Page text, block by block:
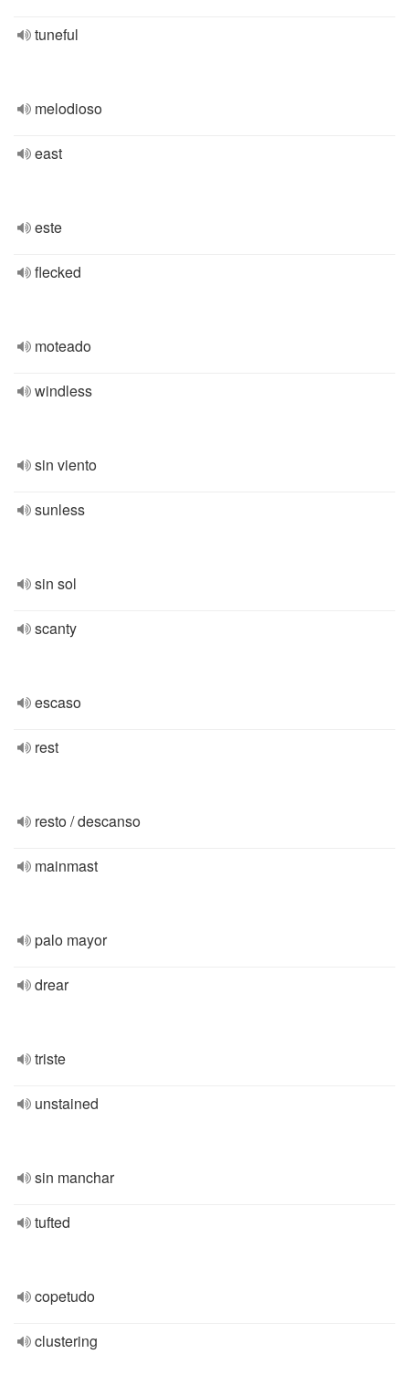
tuneful
melodioso
east
este
flecked
moteado
windless
sin viento
sunless
sin sol
scanty
escaso
rest
resto / descanso
mainmast
palo mayor
drear
triste
unstained
sin manchar
tufted
copetudo
clustering